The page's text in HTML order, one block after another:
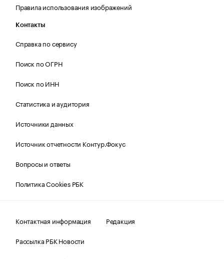
Правила использования изображений
Контакты
Справка по сервису
Поиск по ОГРН
Поиск по ИНН
Статистика и аудитория
Источники данных
Источник отчетности Контур.Фокус
Вопросы и ответы
Политика Cookies РБК
Контактная информация
Редакция
Рассылка РБК Новости